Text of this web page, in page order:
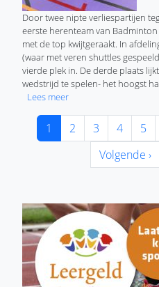
Door twee nipte verliespartijen
eerste herenteam van
met de top kwijtgeraakt. In
(waar met veren shuttles
vierde plek in. De derde plaats
wedstrijd te spelen- het hoogst
Lees meerover Herenteam
Paginering
Huidige pagina
1 Pagina
2 Pagina
3 Pagina
4 5
Volgende
Volgende ›